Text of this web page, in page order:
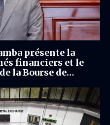
présente la
financiers et le
la Bourse de